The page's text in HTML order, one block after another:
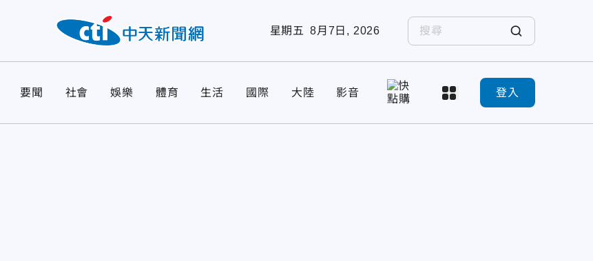
星期五 8月7日, 2026
要聞 社會 娛樂 體育 生活 國際 大陸 影音 登入